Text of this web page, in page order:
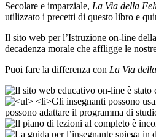
Secolare e imparziale, La Via della
utilizzato i precetti di questo libro e
Il sito web per l’Istruzione on-line
decadenza morale che affligge le
Puoi fare la differenza con La Via